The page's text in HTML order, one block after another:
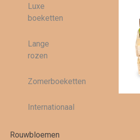
Luxe
boeketten
Lange
rozen
Zomerboeketten
Internationaal
Rouwbloemen